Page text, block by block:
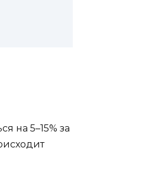
на 5–15% за